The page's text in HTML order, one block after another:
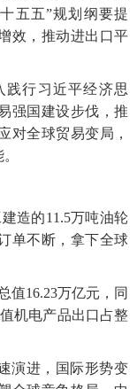
五五”规划纲要提
效，推动进出口平
践行习近平经济思
强国建设步伐，推
对全球贸易变局，
造的11.5万吨油轮
单不断，拿下全球
值16.23万亿元，同
机电产品出口占整
演进，国际形势变